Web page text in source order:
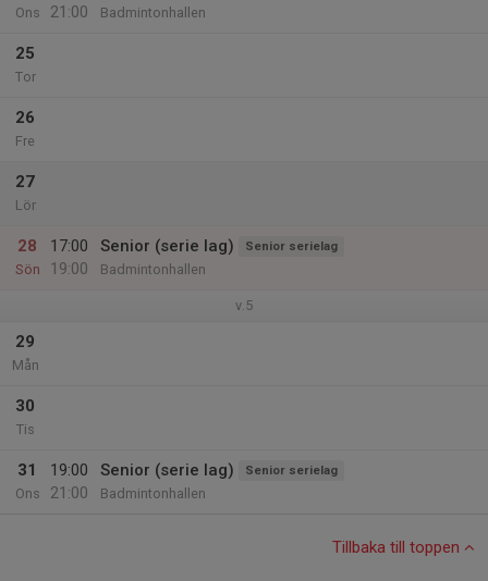
Ons
21:00
Badmintonhallen
25
Tor
26
Fre
27
Lör
28
Sön
17:00
19:00
Senior (serie lag) Senior serielag
Badmintonhallen
v.5
29
Mån
30
Tis
31
Ons
19:00
21:00
Senior (serie lag) Senior serielag
Badmintonhallen
Tillbaka till toppen